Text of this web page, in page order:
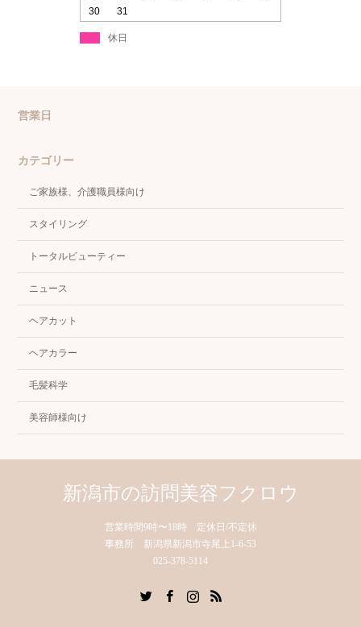
30
31
休日
営業日
カテゴリー
ご家族様、介護職員様向け
スタイリング
トータルビューティー
ニュース
ヘアカット
ヘアカラー
毛髪科学
美容師様向け
新潟市の訪問美容フクロウ
営業時間9時〜18時 定休日/不定休
事務所 新潟県新潟市寺尾上1-6-53
025-378-5114
RSS